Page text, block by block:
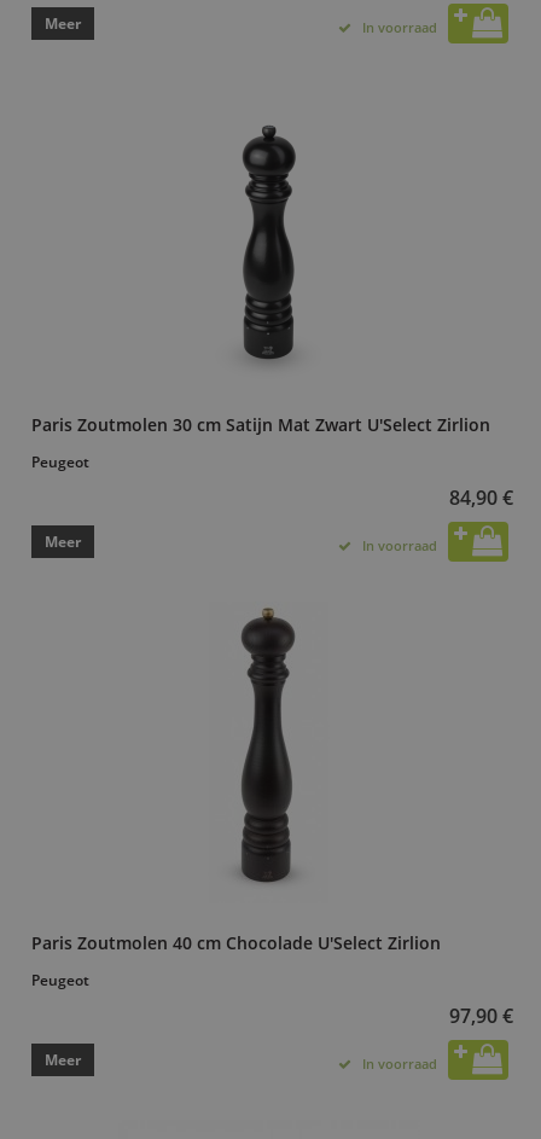
Meer In voorraad
Paris Zoutmolen 30 cm Satijn Mat Zwart U'Select Zirlion
Peugeot
84,90 €
Meer In voorraad
Paris Zoutmolen 40 cm Chocolade U'Select Zirlion
Peugeot
97,90 €
Meer In voorraad